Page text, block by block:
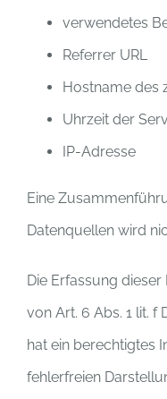
verwendetes
Referrer URL
Hostname des
Uhrzeit der
IP-Adresse
Eine
Datenquellen wird
Die Erfassung
von Art. 6 Abs. 1 lit. f
hat ein berechtigtes
fehlerfreien